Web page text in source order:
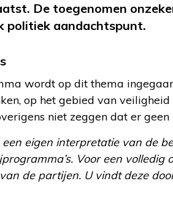
De toegenomen
politiek aandachtspunt.
wordt op dit thema
op het gebied van veiligheid
niet zeggen dat er geen
eigen interpretatie van de
Voor een
de partijen. U vindt deze